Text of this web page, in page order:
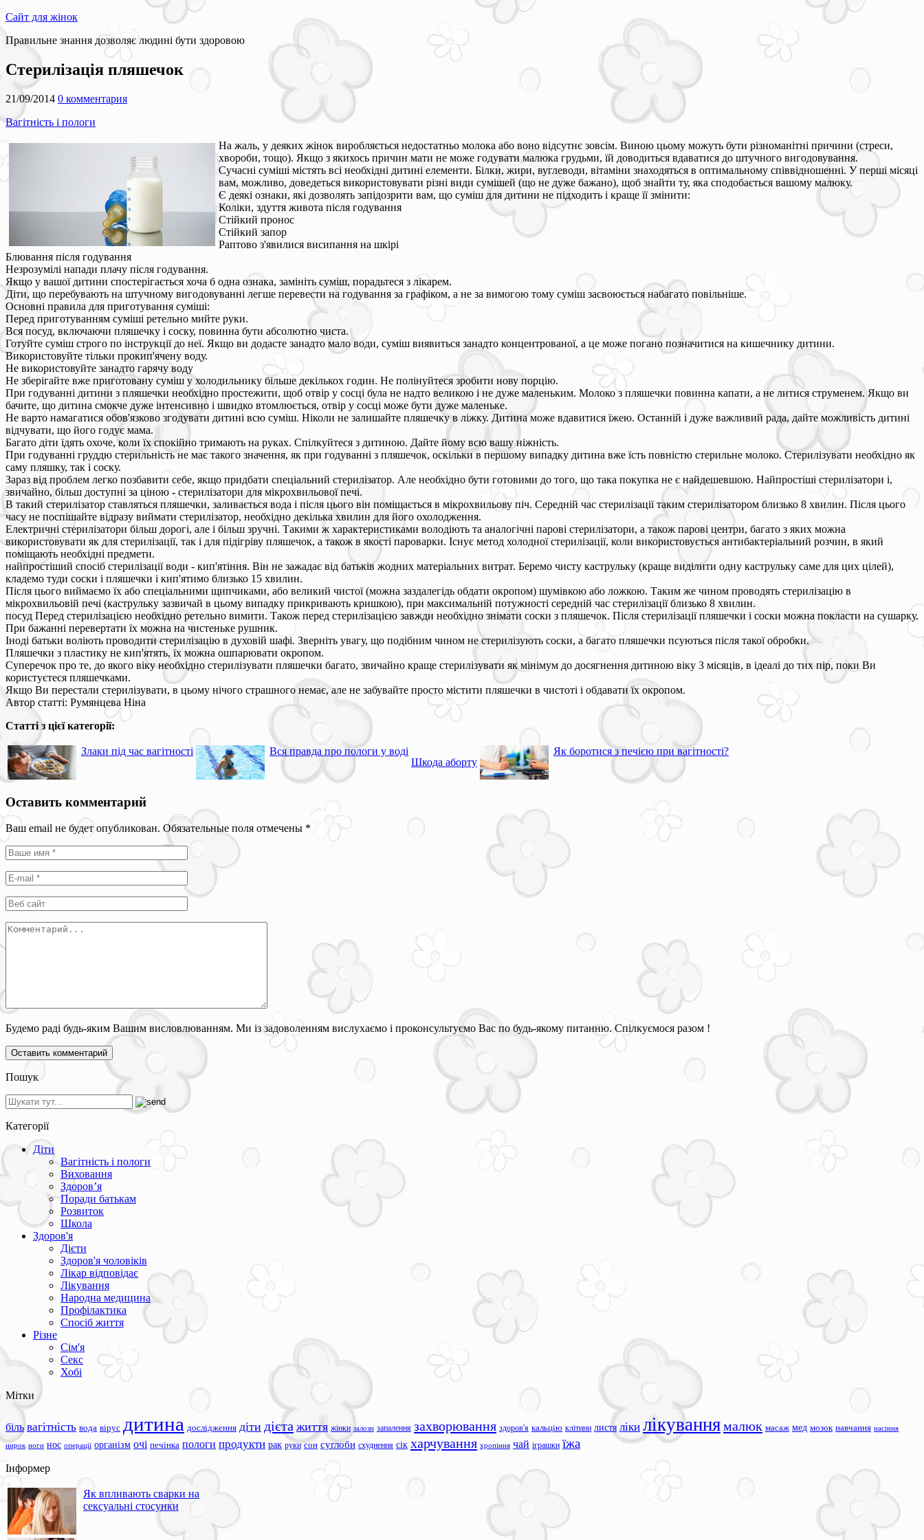
Сайт для жінок
Правильне знання дозволяє людині бути здоровою
Стерилізація пляшечок
21/09/2014 0 комментария
Вагітність і пологи
На жаль, у деяких жінок виробляється недостатньо молока або воно відсутнє зовсім. Виною цьому можуть бути різноманітні причини (стреси,
хвороби, тощо). Якщо з якихось причин мати не може годувати малюка грудьми, їй доводиться вдаватися до штучного вигодовування.
Сучасні суміші містять всі необхідні дитині елементи. Білки, жири, вуглеводи, вітаміни знаходяться в оптимальному співвідношенні. У перші місяці
вам, можливо, доведеться використовувати різні види сумішей (що не дуже бажано), щоб знайти ту, яка сподобається вашому малюку.
Є деякі ознаки, які дозволять запідозрити вам, що суміш для дитини не підходить і краще її змінити:
Коліки, здуття живота після годування
Стійкий пронос
Стійкий запор
Раптово з'явилися висипання на шкірі
Блювання після годування
Незрозумілі напади плачу після годування.
Якщо у вашої дитини спостерігається хоча б одна ознака, замініть суміш, порадьтеся з лікарем.
Діти, що перебувають на штучному вигодовуванні легше перевести на годування за графіком, а не за вимогою тому суміш засвоюється набагато повільніше.
Основні правила для приготування суміші:
Перед приготуванням суміші ретельно мийте руки.
Вся посуд, включаючи пляшечку і соску, повинна бути абсолютно чиста.
Готуйте суміш строго по інструкції до неї. Якщо ви додасте занадто мало води, суміш виявиться занадто концентрованої, а це може погано позначитися на кишечнику дитини.
Використовуйте тільки прокип'ячену воду.
Не використовуйте занадто гарячу воду
Не зберігайте вже приготовану суміш у холодильнику більше декількох годин. Не полінуйтеся зробити нову порцію.
При годуванні дитини з пляшечки необхідно простежити, щоб отвір у сосці була не надто великою і не дуже маленьким. Молоко з пляшечки повинна капати, а не литися струменем. Якщо ви
бачите, що дитина смокче дуже інтенсивно і швидко втомлюється, отвір у сосці може бути дуже маленьке.
Не варто намагатися обов'язково згодувати дитині всю суміш. Ніколи не залишайте пляшечку в ліжку. Дитина може вдавитися їжею. Останній і дуже важливий рада, дайте можливість дитині
відчувати, що його годує мама.
Багато діти їдять охоче, коли їх спокійно тримають на руках. Спілкуйтеся з дитиною. Дайте йому всю вашу ніжність.
При годуванні груддю стерильність не має такого значення, як при годуванні з пляшечок, оскільки в першому випадку дитина вже їсть повністю стерильне молоко. Стерилізувати необхідно як
саму пляшку, так і соску.
Зараз від проблем легко позбавити себе, якщо придбати спеціальний стерилізатор. Але необхідно бути готовими до того, що така покупка не є найдешевшою. Найпростіші стерилізатори і,
звичайно, більш доступні за ціною - стерилізатори для мікрохвильової печі.
В такий стерилізатор ставляться пляшечки, заливається вода і після цього він поміщається в мікрохвильову піч. Середній час стерилізації таким стерилізатором близько 8 хвилин. Після цього
часу не поспішайте відразу виймати стерилізатор, необхідно декілька хвилин для його охолодження.
Електричні стерилізатори більш дорогі, але і більш зручні. Такими ж характеристиками володіють та аналогічні парові стерилізатори, а також парові центри, багато з яких можна
використовувати як для стерилізації, так і для підігріву пляшечок, а також в якості пароварки. Існує метод холодної стерилізації, коли використовується антибактеріальний розчин, в який
поміщають необхідні предмети.
найпростіший спосіб стерилізації води - кип'ятіння. Він не зажадає від батьків жодних матеріальних витрат. Беремо чисту каструльку (краще виділити одну каструльку саме для цих цілей),
кладемо туди соски і пляшечки і кип'ятимо близько 15 хвилин.
Після цього виймаємо їх або спеціальними щипчиками, або великий чистої (можна заздалегідь обдати окропом) шумівкою або ложкою. Таким же чином проводять стерилізацію в
мікрохвильовій печі (каструльку зазвичай в цьому випадку прикривають кришкою), при максимальній потужності середній час стерилізації близько 8 хвилин.
посуд Перед стерилізацією необхідно ретельно вимити. Також перед стерилізацією завжди необхідно знімати соски з пляшечок. Після стерилізації пляшечки і соски можна покласти на сушарку.
При бажанні перевертати їх можна на чистеньке рушник.
Іноді батьки воліють проводити стерилізацію в духовій шафі. Зверніть увагу, що подібним чином не стерилізують соски, а багато пляшечки псуються після такої обробки.
Пляшечки з пластику не кип'ятять, їх можна ошпарювати окропом.
Суперечок про те, до якого віку необхідно стерилізувати пляшечки багато, звичайно краще стерилізувати як мінімум до досягнення дитиною віку 3 місяців, в ідеалі до тих пір, поки Ви
користуєтеся пляшечками.
Якщо Ви перестали стерилізувати, в цьому нічого страшного немає, але не забувайте просто містити пляшечки в чистоті і обдавати їх окропом.
Автор статті: Румянцева Ніна
Статті з цієї категорії:
Злаки під час вагітності
Вся правда про пологи у воді
Шкода аборту
Як боротися з печією при вагітності?
Оставить комментарий
Ваш email не будет опубликован. Обязательные поля отмечены *
Будемо раді будь-яким Вашим висловлюванням. Ми із задоволенням вислухаємо і проконсультуємо Вас по будь-якому питанню. Спілкуємося разом !
Пошук
Категорії
Діти
Вагітність і пологи
Виховання
Здоров’я
Поради батькам
Розвиток
Школа
Здоров'я
Дієти
Здоров'я чоловіків
Лікар відповідає
Лікування
Народна медицина
Профілактика
Спосіб життя
Різне
Сім'я
Секс
Хобі
Мітки
біль вагітність вода вірус дитина дослідження діти дієта життя жінки залози запалення захворювання здоров'я кальцію клітини листя ліки лікуваннямалюк масаж мед мозок навчання насіння
нирок ноги нос операції організм очі печінка пологи продукти рак руки сон суглоби схуднення сік харчування хропіння чай іграшки їжа
Інформер
Як впливають сварки на
сексуальні стосунки